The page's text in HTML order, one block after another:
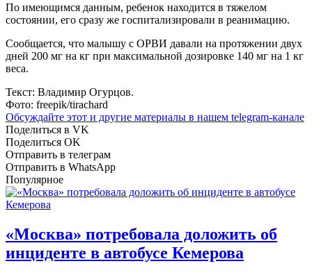
По имеющимся данным, ребенок находится в тяжелом
состоянии, его сразу же госпитализировали в реанимацию.
Сообщается, что малышу с ОРВИ давали на протяжении двух
дней 200 мг на кг при максимальной дозировке 140 мг на 1 кг
веса.
Текст: Владимир Огурцов.
Фото: freepik/tirachard
Обсуждайте этот и другие материалы в нашем telegram-канале
Поделиться в VK
Поделиться OK
Отправить в телеграм
Отправить в WhatsApp
Популярное
«Москва» потребовала доложить об
инциденте в автобусе Кемерова